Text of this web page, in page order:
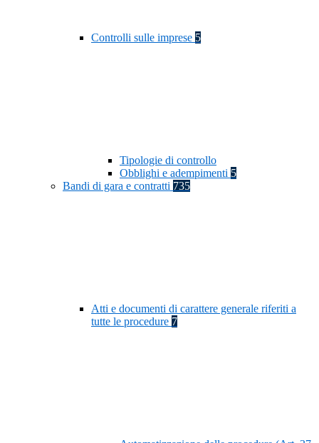
Controlli sulle imprese 5
Tipologie di controllo
Obblighi e adempimenti 5
Bandi di gara e contratti 735
Atti e documenti di carattere generale riferiti a
tutte le procedure 7